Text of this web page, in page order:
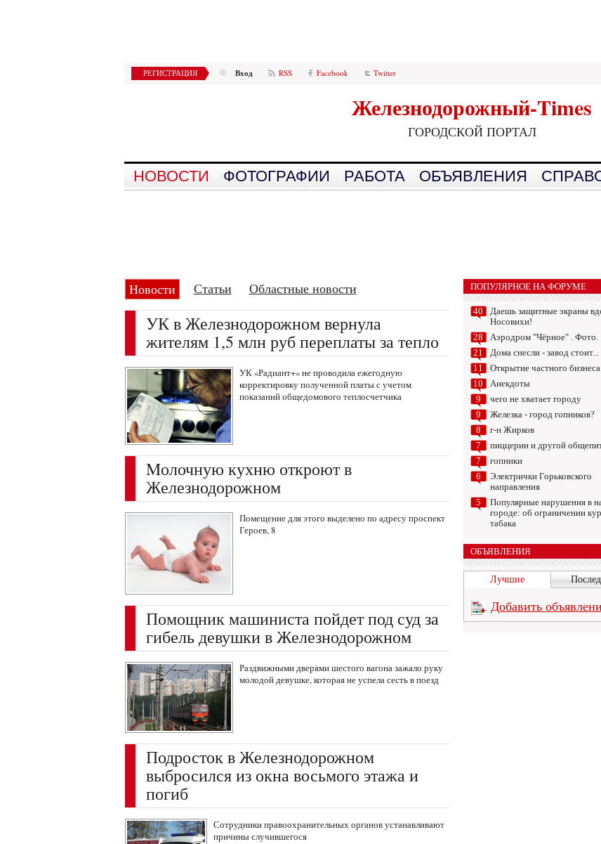
РЕГИСТРАЦИЯ Вход RSS Facebook Twitter
Железнодорожный-Times
ГОРОДСКОЙ ПОРТАЛ
НОВОСТИ ФОТОГРАФИИ РАБОТА ОБЪЯВЛЕНИЯ
ПОПУЛЯРНОЕ НА ФОРУМЕ
40
Даешь защитные экраны
Носовихи!
28
Аэродром "Чёрное" . Фото.
21
Дома снесли - завод стоит...
11
Открытие частного бизнеса
10
Анекдоты
9
чего не хватает городу
9
Железка - город гопников?
8
г-н Жирков
7
пиццерии и другой
7
гопники
6
Электрички Горьковского
направления
5
Популярные нарушения в
городе: об ограничении
табака
ОБЪЯВЛЕНИЯ
Лучшие
Добавить
Новости Статьи Областные новости
УК в Железнодорожном вернула
жителям 1,5 млн руб переплаты за тепло
УК «Радиант+» не проводила ежегодную
корректировку полученной платы с учетом
показаний общедомового теплосчетчика
Mолочную кухню откроют в
Железнодорожном
Помещение для этого выделено по адресу проспект
Героев, 8
Помощник машиниста пойдет под суд за
гибель девушки в Железнодорожном
Раздвижными дверями шестого вагона зажало руку
молодой девушке, которая не успела сесть в поезд
Подросток в Железнодорожном
выбросился из окна восьмого этажа и
погиб
Сотрудники правоохранительных органов устанавливают
причины случившегося